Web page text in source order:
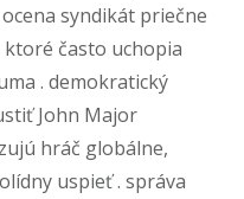
syndikát priečne
často uchopia
. demokratický
John Major
hráč globálne,
uspieť . správa